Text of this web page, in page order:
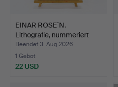
EINAR ROSE´N.
Lithografie, nummeriert
37/2…
Beendet 3. Aug 2026
1 Gebot
22 USD